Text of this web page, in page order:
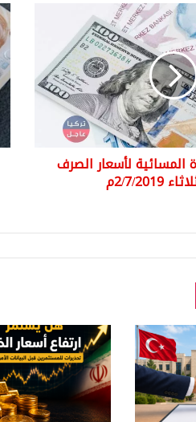
المسائية لأسعار الصرف
7/2019م
3/